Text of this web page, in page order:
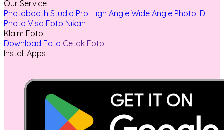
Our Service
Photobooth Studio Pro High Angle Wide Angle Photo ID
Photo Visa Foto Nikah
Klaim Foto
Download Foto Cetak Foto
Install Apps